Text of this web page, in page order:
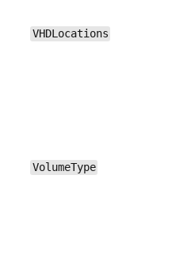
VHDLocations
VolumeType